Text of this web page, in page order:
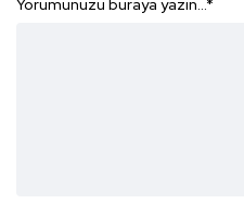
Yorumunuzu buraya yazın...*